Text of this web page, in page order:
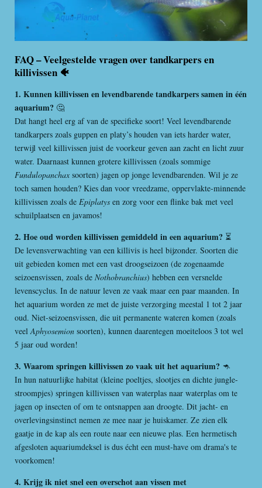
FAQ – Veelgestelde vragen over tandkarpers en
killivissen 🐠
1. Kunnen killivissen en levendbarende tandkarpers samen in één
aquarium? 🤔
Dat hangt heel erg af van de specifieke soort! Veel levendbarende
tandkarpers zoals guppen en platy’s houden van iets harder water,
terwijl veel killivissen juist de voorkeur geven aan zacht en licht zuur
water. Daarnaast kunnen grotere killivissen (zoals sommige
Fundulopanchax soorten) jagen op jonge levendbarenden. Wil je ze
toch samen houden? Kies dan voor vreedzame, oppervlakte-minnende
killivissen zoals de Epiplatys en zorg voor een flinke bak met veel
schuilplaatsen en javamos!
2. Hoe oud worden killivissen gemiddeld in een aquarium? ⏳
De levensverwachting van een killivis is heel bijzonder. Soorten die
uit gebieden komen met een vast droogseizoen (de zogenaamde
seizoensvissen, zoals de Nothobranchius) hebben een versnelde
levenscyclus. In de natuur leven ze vaak maar een paar maanden. In
het aquarium worden ze met de juiste verzorging meestal 1 tot 2 jaar
oud. Niet-seizoensvissen, die uit permanente wateren komen (zoals
veelAphyosemion soorten), kunnen daarentegen moeiteloos 3 tot wel
5 jaar oud worden!
3. Waarom springen killivissen zo vaak uit het aquarium? 🦘
In hun natuurlijke habitat (kleine poeltjes, slootjes en dichte jungle-
stroompjes) springen killivissen van waterplas naar waterplas om te
jagen op insecten of om te ontsnappen aan droogte. Dit jacht- en
overlevingsinstinct nemen ze mee naar je huiskamer. Ze zien elk
gaatje in de kap als een route naar een nieuwe plas. Een hermetisch
afgesloten aquariumdeksel is dus écht een must-have om drama's te
voorkomen!
4. Krijg ik niet snel een overschot aan vissen met